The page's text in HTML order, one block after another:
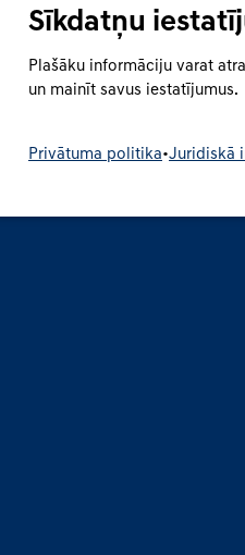
Sīkdatņu
Plašāku informāciju varat
un mainīt savus iestatījumus.
Privātuma politika•Juridiskā